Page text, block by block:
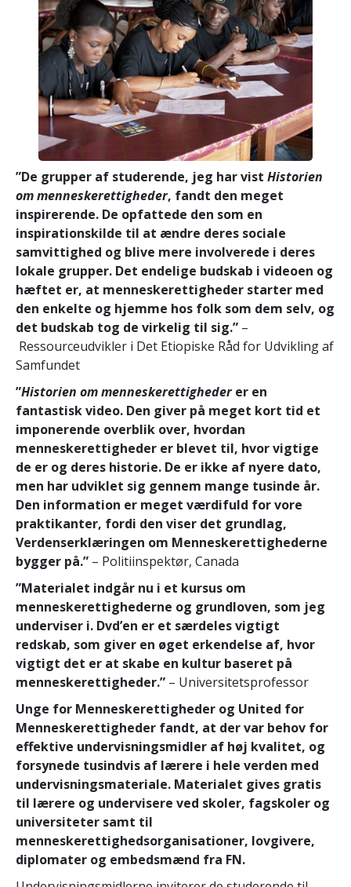
”De grupper af studerende, jeg har vist Historien
om menneskerettigheder, fandt den meget
inspirerende. De opfattede den som en
inspirationskilde til at ændre deres sociale
samvittighed og blive mere involverede i deres
lokale grupper. Det endelige budskab i videoen og
hæftet er, at menneskerettigheder starter med
den enkelte og hjemme hos folk som dem selv, og
det budskab tog de virkelig til sig.” –
Ressourceudvikler i Det Etiopiske Råd for Udvikling af
Samfundet
”Historien om menneskerettighederer en
fantastisk video. Den giver på meget kort tid et
imponerende overblik over, hvordan
menneskerettigheder er blevet til, hvor vigtige
de er og deres historie. De er ikke af nyere dato,
men har udviklet sig gennem mange tusinde år.
Den information er meget værdifuld for vore
praktikanter, fordi den viser det grundlag,
Verdenserklæringen om Menneskerettighederne
bygger på.” – Politiinspektør, Canada
”Materialet indgår nu i et kursus om
menneskerettighederne og grundloven, som jeg
underviser i. Dvd’en er et særdeles vigtigt
redskab, som giver en øget erkendelse af, hvor
vigtigt det er at skabe en kultur baseret på
menneskerettigheder.” – Universitetsprofessor
Unge for Menneskerettigheder og United for
Menneskerettigheder fandt, at der var behov for
effektive undervisningsmidler af høj kvalitet, og
forsynede tusindvis af lærere i hele verden med
undervisningsmateriale. Materialet gives gratis
til lærere og undervisere ved skoler, fagskoler og
universiteter samt til
menneskerettighedsorganisationer, lovgivere,
diplomater og embedsmænd fra FN.